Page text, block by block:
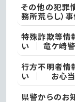
その他の犯罪
務所荒らし）
さい ｜ 常総
特殊詐欺等情
い ｜ 竜ケ崎
行方不明者情
い ｜ お心当
署
県警からのお